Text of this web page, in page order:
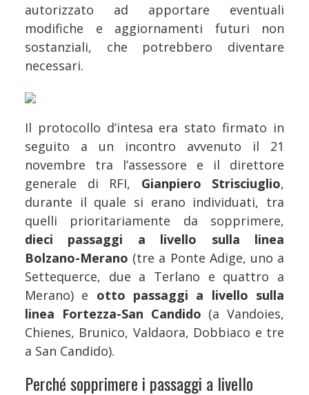
autorizzato ad apportare eventuali
modifiche e aggiornamenti futuri non
sostanziali, che potrebbero diventare
necessari.
Il protocollo d’intesa era stato firmato in
seguito a un incontro avvenuto il 21
novembre tra l’assessore e il direttore
generale di RFI, Gianpiero Strisciuglio,
durante il quale si erano individuati, tra
quelli prioritariamente da sopprimere,
dieci passaggi a livello sulla linea
Bolzano-Merano (tre a Ponte Adige, uno a
Settequerce, due a Terlano e quattro a
Merano) e otto passaggi a livello sulla
linea Fortezza-San Candido (a Vandoies,
Chienes, Brunico, Valdaora, Dobbiaco e tre
a San Candido).
Perché sopprimere i passaggi a livello